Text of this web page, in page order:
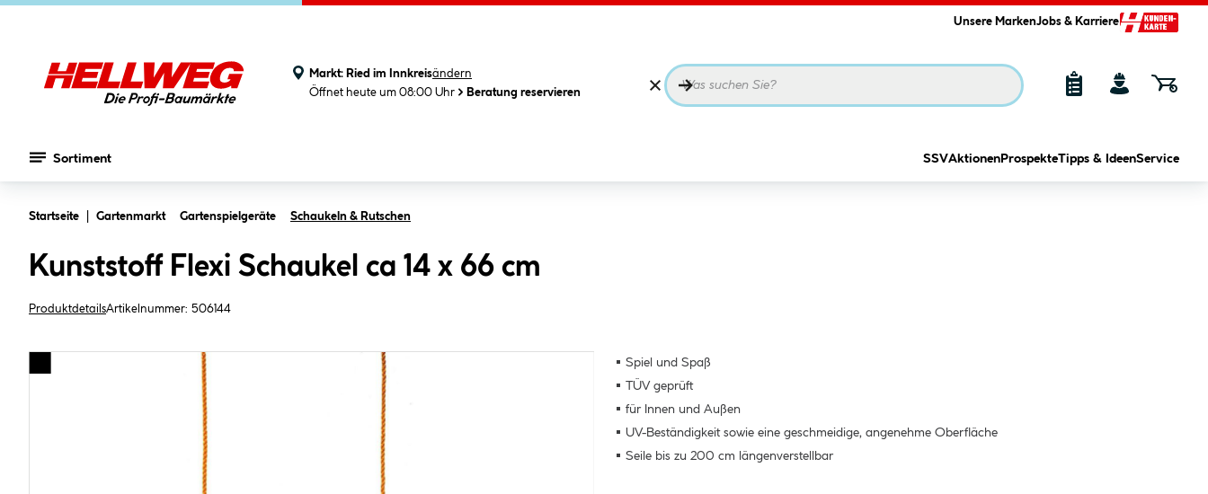
Unsere MarkenJobs & Karriere
Markt: Ried im Innkreisändern
Öffnet heute um 08:00 Uhr
Beratung reservieren
Sortiment SSVAktionen ProspekteTipps & IdeenService
Startseite Gartenmarkt Gartenspielgeräte Schaukeln & Rutschen
Kunststoff Flexi Schaukel ca 14 x 66 cm
ProduktdetailsArtikelnummer: 506144
Spiel und Spaß
TÜV geprüft
für Innen und Außen
UV-Beständigkeit sowie eine geschmeidige, angenehme Oberfläche
Seile bis zu 200 cm längenverstellbar